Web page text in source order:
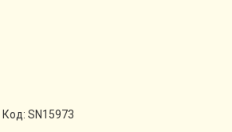
Код: SN15973